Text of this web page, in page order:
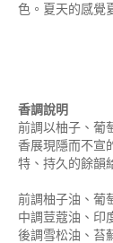
色。夏天的感覺
香調說明
前調以柚子、葡
香展現隱而不宣
特、持久的餘韻
前調柚子油、葡
中調荳蔻油、印
後調雪松油、苔